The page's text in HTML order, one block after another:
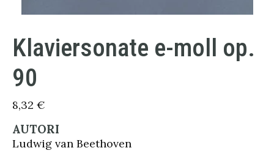
Klaviersonate e-moll op.
90
8,32 €
AUTORI
Ludwig van Beethoven